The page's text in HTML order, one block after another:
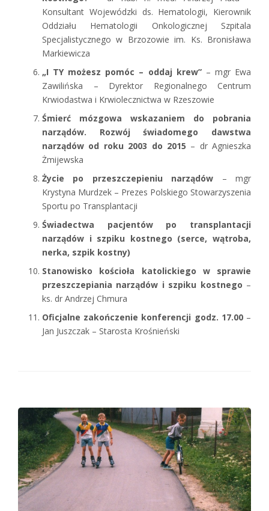
Konsultant Wojewódzki ds. Hematologii, Kierownik
Oddziału Hematologii Onkologicznej Szpitala
Specjalistycznego w Brzozowie im. Ks. Bronisława
Markiewicza
„I TY możesz pomóc – oddaj krew”– mgr Ewa
Zawilińska – Dyrektor Regionalnego Centrum
Krwiodastwa i Krwiolecznictwa w Rzeszowie
Śmierć mózgowa wskazaniem do pobrania
narządów. Rozwój świadomego dawstwa
narządów od roku 2003 do 2015 – dr Agnieszka
Żmijewska
Życie po przeszczepieniu narządów – mgr
Krystyna Murdzek – Prezes Polskiego Stowarzyszenia
Sportu po Transplantacji
Świadectwa pacjentów po transplantacji
narządów i szpiku kostnego (serce, wątroba,
nerka, szpik kostny)
Stanowisko kościoła katolickiego w sprawie
przeszczepiania narządów i szpiku kostnego –
ks. dr Andrzej Chmura
Oficjalne zakończenie konferencji godz. 17.00–
Jan Juszczak – Starosta Krośnieński